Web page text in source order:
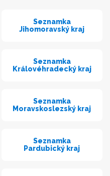
Seznamka
Jihomoravský kraj
Seznamka
Královéhradecký kraj
Seznamka
Moravskoslezský kraj
Seznamka
Pardubický kraj